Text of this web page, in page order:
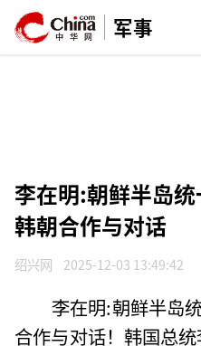
军事
李在明:朝鲜半岛
韩朝合作与对话
绍兴网 2025-12-03 13:49:42
李在明:朝鲜半岛
合作与对话！韩国总统